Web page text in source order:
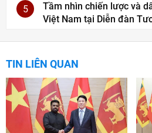
5
Tầm nhìn chiến lược và
Việt Nam tại Diễn đàn
TIN LIÊN QUAN